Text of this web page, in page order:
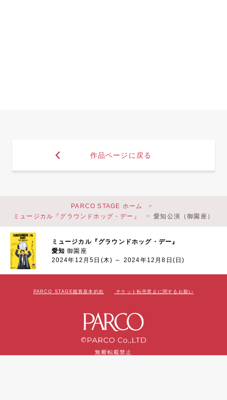
作品ページに戻る
ミュージカル『グラウンドホッグ・デー』
愛知御園座
2024年12月5日(木) ～ 2024年12月8日(日)
PARCO STAGE ホーム
ミュージカル『グラウンドホッグ・デー』
愛知公演（御園座）
PARCO STAGE鑑賞基本約款 チケット転売禁止に関するお願い
無断転載禁止